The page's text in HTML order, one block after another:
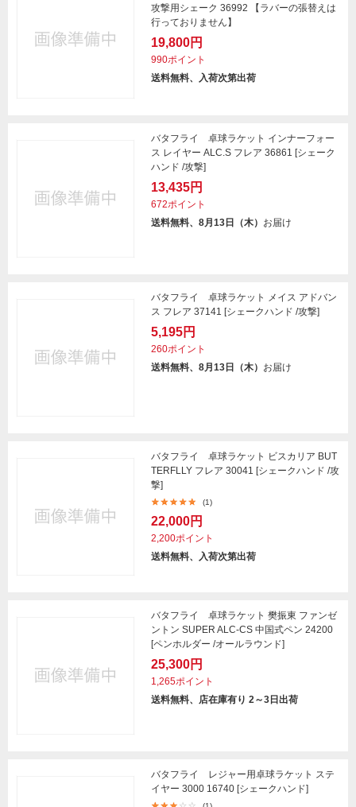
攻撃用シェーク 36992 【ラバーの張替えは
行っておりません】
19,800円
990ポイント
送料無料、入荷次第出荷
バタフライ 卓球ラケット インナーフォー
ス レイヤー ALC.S フレア 36861 [シェーク
ハンド /攻撃]
13,435円
672ポイント
送料無料、8月13日（木） お届け
バタフライ 卓球ラケット メイス アドバン
ス フレア 37141 [シェークハンド /攻撃]
5,195円
260ポイント
送料無料、8月13日（木） お届け
バタフライ 卓球ラケット ビスカリア BUT
TERFLLY フレア 30041 [シェークハンド /攻
撃]
(1)
22,000円
2,200ポイント
送料無料、入荷次第出荷
バタフライ 卓球ラケット 樊振東 ファンゼ
ントン SUPER ALC-CS 中国式ペン 24200
[ペンホルダー /オールラウンド]
25,300円
1,265ポイント
送料無料、店在庫有り 2～3日出荷
バタフライ レジャー用卓球ラケット ステ
イヤー 3000 16740 [シェークハンド]